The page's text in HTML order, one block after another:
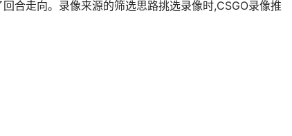
合走向。录像来源的筛选思路挑选录像时,CSGO录像推